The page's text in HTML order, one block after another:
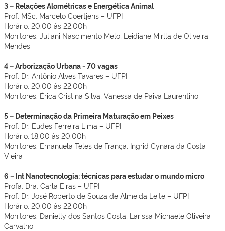
3 – Relações Alométricas e Energética Animal
Prof. MSc. Marcelo Coertjens – UFPI
Horário: 20:00 às 22:00h
Monitores: Juliani Nascimento Melo, Leidiane Mirlla de Oliveira
Mendes
4 – Arborização Urbana - 70 vagas
Prof. Dr. Antônio Alves Tavares – UFPI
Horário: 20:00 às 22:00h
Monitores: Érica Cristina Silva, Vanessa de Paiva Laurentino
5 – Determinação da Primeira Maturação em Peixes
Prof. Dr. Eudes Ferreira Lima – UFPI
Horário: 18:00 às 20:00h
Monitores: Emanuela Teles de França, Ingrid Cynara da Costa
Vieira
6 – Int Nanotecnologia: técnicas para estudar o mundo micro
Profa. Dra. Carla Eiras – UFPI
Prof. Dr. José Roberto de Souza de Almeida Leite – UFPI
Horário: 20:00 às 22:00h
Monitores: Danielly dos Santos Costa, Larissa Michaele Oliveira
Carvalho